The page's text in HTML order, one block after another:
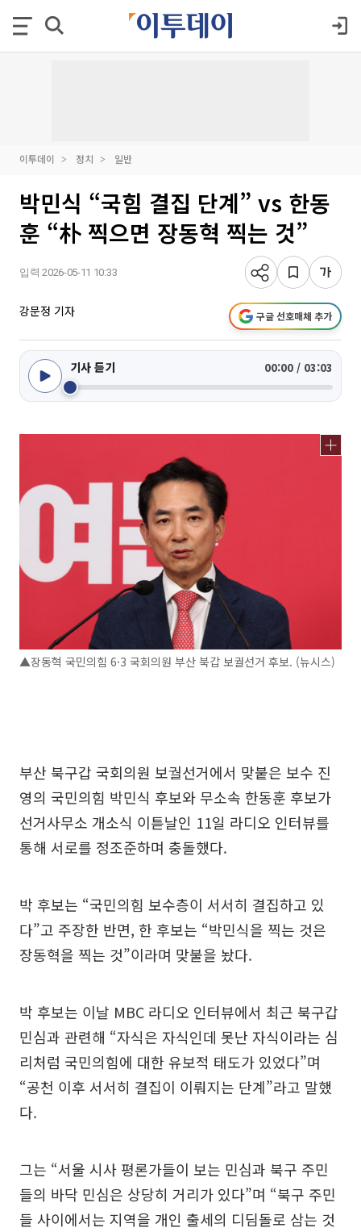
이투데이 정치 일반
박민식 “국힘 결집 단계” vs 한동
훈 “朴 찍으면 장동혁 찍는 것”
입력 2026-05-11 10:33
강문정 기자 구글 선호매체 추가
기사 듣기 00:00 / 03:03
▲장동혁 국민의힘 6·3 국회의원 부산 북갑 보궐선거 후보. (뉴시스)
부산 북구갑 국회의원 보궐선거에서 맞붙은 보수 진
영의 국민의힘 박민식 후보와 무소속 한동훈 후보가
선거사무소 개소식 이튿날인 11일 라디오 인터뷰를
통해 서로를 정조준하며 충돌했다.
박 후보는 “국민의힘 보수층이 서서히 결집하고 있
다”고 주장한 반면, 한 후보는 “박민식을 찍는 것은
장동혁을 찍는 것”이라며 맞불을 놨다.
박 후보는 이날 MBC 라디오 인터뷰에서 최근 북구갑
민심과 관련해 “자식은 자식인데 못난 자식이라는 심
리처럼 국민의힘에 대한 유보적 태도가 있었다”며
“공천 이후 서서히 결집이 이뤄지는 단계”라고 말했
다.
그는 “서울 시사 평론가들이 보는 민심과 북구 주민
들의 바닥 민심은 상당히 거리가 있다”며 “북구 주민
들 사이에서는 지역을 개인 출세의 디딤돌로 삼는 것